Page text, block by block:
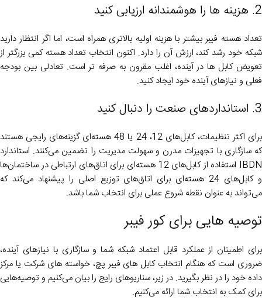
2. هزینه ها را هوشمندانه ارزیابی کنید
تعداد هسته فیبر بیشتر با هزینه اولیه بالاتری همراه است، اما اگر انتظار دارید
شبکه خود رشد کند، ارزش آن را دارد. اکنون انتخاب تعداد هسته کمی بزرگتر از
تعویض کابل ها در آینده، اغلب مقرون به صرفه تر است. تعادلی بین بودجه
فعلی و نیازهای آینده خود ایجاد کنید.
3. استانداردهای صنعت را دنبال کنید
برای اکثر تنظیمات، کابل‌های 12، 24 یا 48 هسته‌ای گزینه‌های رایجی هستند
که سازگاری با تجهیزات مدرن و سهولت مدیریت را تضمین می‌کنند. استاندارد
IBDN استفاده از کابل‌های 12 هسته‌ای برای اتاق‌های ارتباطی در ساختمان‌ها
و کابل‌های 24 هسته‌ای برای اتاق‌های توزیع اصلی را پیشنهاد می‌کند که
می‌تواند به عنوان نقطه شروع عملی برای انتخاب شما باشد.
توصیه هایی برای کور فیبر
برای اطمینان از عملکرد قابل اعتماد شبکه شما و سازگاری با نیازهای آینده،
ضروری است که هنگام انتخاب کابل های فیبر پچ، خواسته های شرکت یا مرکز
داده خود را در نظر بگیرید. در زیر، سناریوهای رایج را بیان می‌کنیم و توصیه‌هایی
برای کمک به انتخاب شما ارائه می‌کنیم.